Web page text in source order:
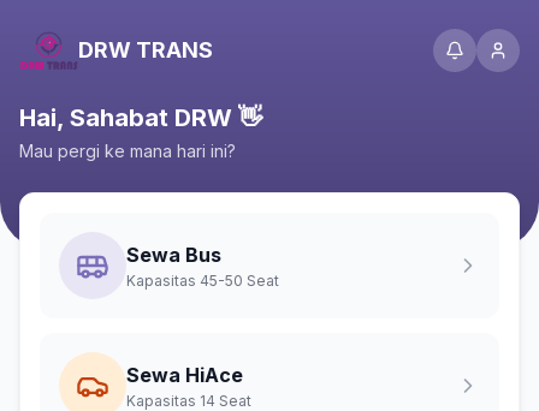
DRW TRANS
Hai, Sahabat DRW 👋
Mau pergi ke mana hari ini?
Sewa Bus
Kapasitas 45-50 Seat
Sewa HiAce
Kapasitas 14 Seat